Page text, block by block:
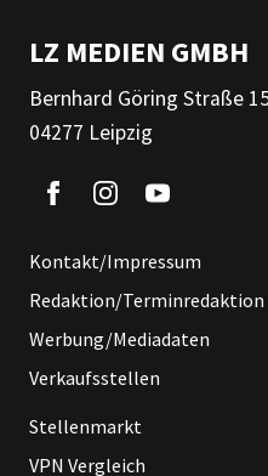
LZ MEDIEN GMBH
Bernhard Göring Straße
04277 Leipzig
Kontakt/Impressum
Redaktion/Terminredaktion
Werbung/Mediadaten
Verkaufsstellen
Stellenmarkt
VPN Vergleich